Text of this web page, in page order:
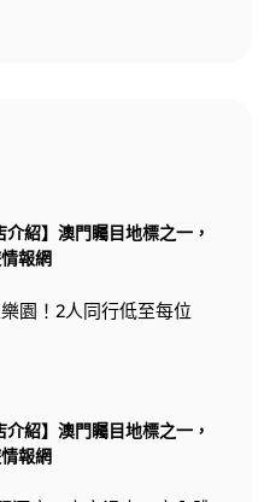
紹】澳門矚目地標之一，
報網
園！2人同行低至每位
紹】澳門矚目地標之一，
報網